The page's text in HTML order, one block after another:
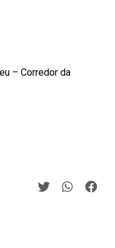
– Corredor da